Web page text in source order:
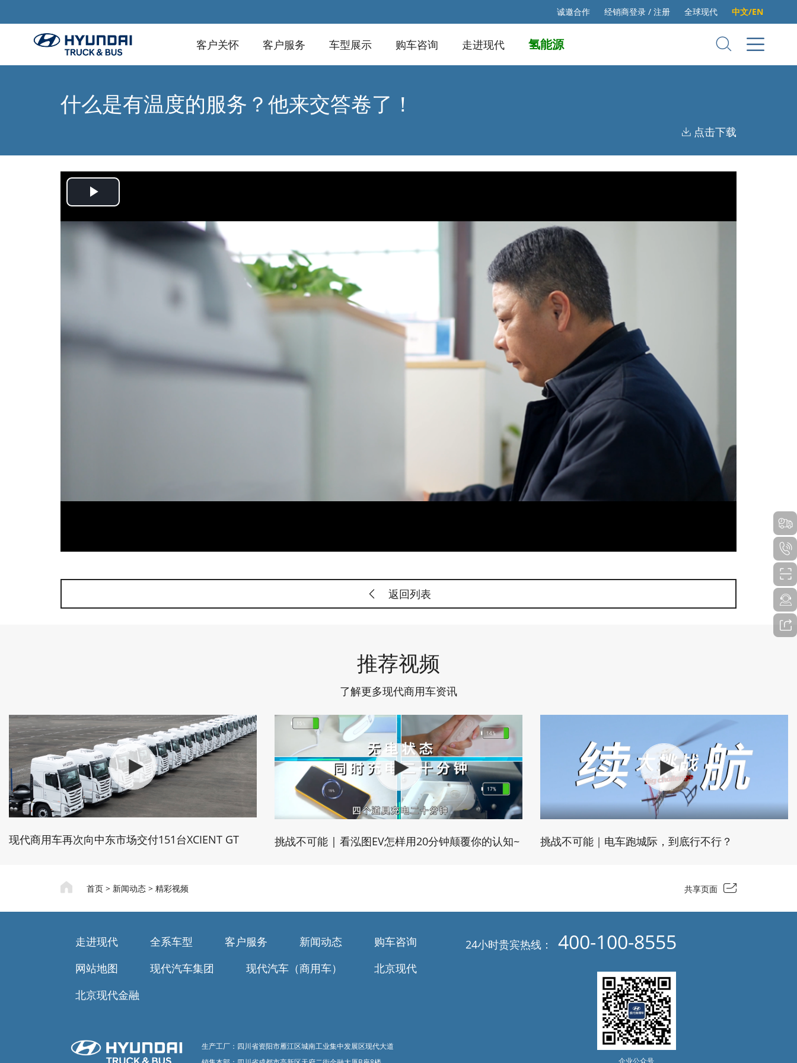
诚邀合作 经销商登录 / 注册 全球现代 中文/EN
客户关怀 客户服务 车型展示 购车咨询 走进现代 氢能源
什么是有温度的服务？他来交答卷了！
点击下载
Play
Video
返回列表
推荐视频
了解更多现代商用车资讯
现代商用车再次向中东市场交付151台XCIENT GT 挑战不可能 | 看泓图EV怎样用20分钟颠覆你的认知~ 挑战不可能｜电车跑城际，到底行不行？
首页 > 新闻动态 > 精彩视频 共享页面
走进现代 全系车型 客户服务 新闻动态
购车咨询
网站地图
现代汽车集团 现代汽车（商用车）
北京现代
北京现代金融
生产工厂：四川省资阳市雁江区城南工业集中发展区现代大道
24小时贵宾热线： 400-100-8555